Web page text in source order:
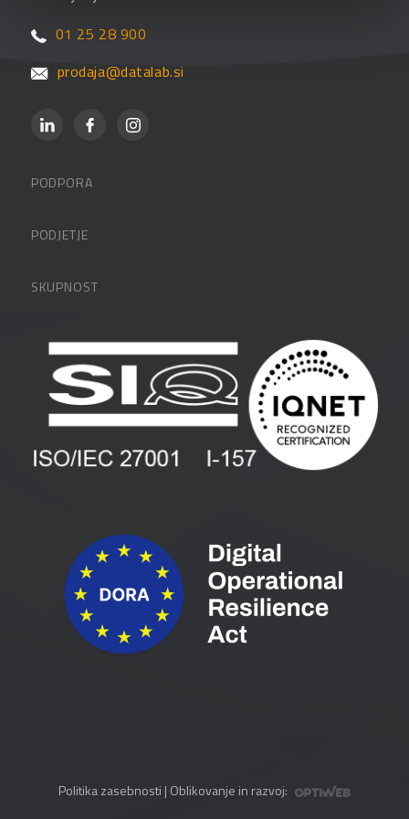
01 25 28 900
prodaja@datalab.si
PODPORA
FAQ – pogosta vprašanja
PODJETJE
Zaposlitev
Vlagatelji
Pogoji in pogodbe
SKUPNOST
Blog
Spletni seminarji
Politika zasebnosti | Oblikovanje in razvoj: